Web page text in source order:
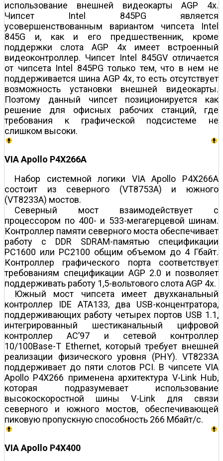
использование внешней видеокарты AGP 4x.
Чипсет Intel 845PG является
усовершенствованным вариантом чипсета Intel
845G и, как и его предшественник, кроме
поддержки слота AGP 4x имеет встроенный
видеоконтроллер. Чипсет Intel 845GV отличается
от чипсета Intel 845PG только тем, что в нем не
поддерживается шина AGP 4x, то есть отсутствует
возможность установки внешней видеокарты.
Поэтому данный чипсет позиционируется как
решение для офисных рабочих станций, где
требования к графической подсистеме не
слишком высоки.
VIA Apollo P4X266A
Набор системной логики VIA Apollo P4X266A
состоит из северного (VT8753A) и южного
(VT8233A) мостов.
Северный мост взаимодействует с
процессором по 400- и 533-мегагерцевой шинам.
Контроллер памяти северного моста обеспечивает
работу с DDR SDRAM-памятью спецификации
PC1600 или РС2100 общим объемом до 4 Гбайт.
Контроллер графического порта соответствует
требованиям спецификации AGP 2.0 и позволяет
поддерживать работу 1,5-вольтового слота AGP 4х.
Южный мост чипсета имеет двухканальный
контроллер IDE ATA133, два USB-концентратора,
поддерживающих работу четырех портов USB 1.1,
интегрированный шестиканальный цифровой
контроллер AC’97 и сетевой контроллер
10/100Base-T Ethernet, который требует внешней
реализации физического уровня (PHY). VT8233A
поддерживает до пяти слотов PCI. В чипсете VIA
Apollo P4X266 применена архитектура V-Link Hub,
которая подразумевает использование
высокоскоростной шины V-Link для связи
северного и южного мостов, обеспечивающей
пиковую пропускную способность 266 Мбайт/с.
VIA Apollo P4X400